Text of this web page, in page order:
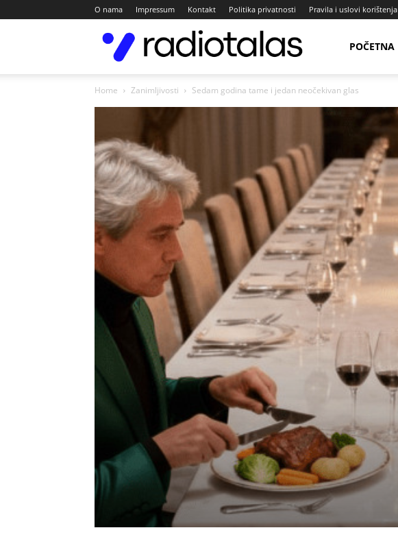
O nama Impressum Kontakt Politika privatnosti Pravila i uslovi korištenja
POČETNA
Home Zanimljivosti Sedam godina tame i jedan neočekivan glas